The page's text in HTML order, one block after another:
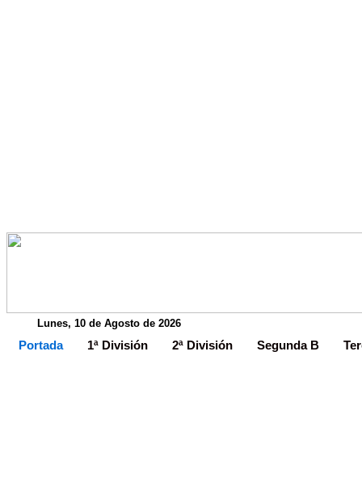
Lunes, 10 de Agosto de 2026
Portada 1ª División 2ª División Segunda B